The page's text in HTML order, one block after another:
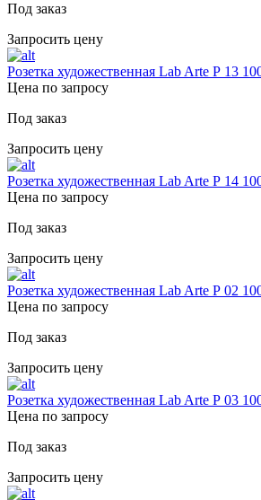
Под заказ
Запросить цену
Розетка художественная Lab Arte Р 13
Цена по запросу
Под заказ
Запросить цену
Розетка художественная Lab Arte Р 14
Цена по запросу
Под заказ
Запросить цену
Розетка художественная Lab Arte Р 02
Цена по запросу
Под заказ
Запросить цену
Розетка художественная Lab Arte Р 03
Цена по запросу
Под заказ
Запросить цену